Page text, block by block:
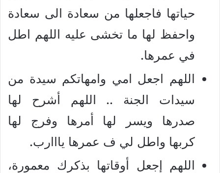
حياتها فاجعلها من سعادة الى سعادة
واحفظ لها ما تخشى عليه اللهم اطل
في عمرها.
اللهم اجعل امي وامهاتكم سيدة من
سيدات الجنة .. اللهم أشرح لها
صدرها ويسر لها أمرها وفرج لها
كربها واطل لي ف عمرها يااارب.
اللهم إجعل أوقاتها بذكرك معمورة،